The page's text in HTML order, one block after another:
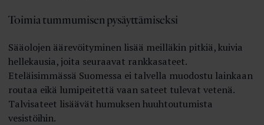
Toimia tummumisen pysäyttämiseksi
Sääolojen äärevöityminen lisää meilläkin pitkiä, kuivia
hellekausia, joita seuraavat rankkasateet.
Eteläisimmässä Suomessa ei talvella muodostu lainkaan
routaa eikä lumipeitettä vaan sateet tulevat vetenä.
Talvisateet lisäävät humuksen huuhtoutumista
vesistöihin.